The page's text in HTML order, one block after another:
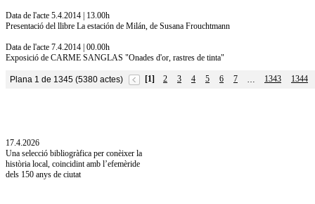
Data de l'acte 5.4.2014 | 13.00h
Presentació del llibre La estación de Milán, de Susana Frouchtmann
Data de l'acte 7.4.2014 | 00.00h
Exposició de CARME SANGLAS "Onades d'or, rastres de tinta"
Plana 1 de 1345 (5380 actes) [1] 2 3 4 5 6 7 … 1343
1344
17.4.2026
Una selecció bibliogràfica per conèixer la
història local, coincidint amb l’efemèride
dels 150 anys de ciutat